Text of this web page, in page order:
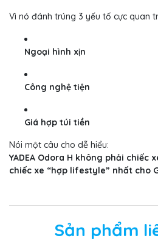
Vì nó đánh trúng 3 yếu tố cực quan
Ngoại hình xịn
Công nghệ tiện
Giá hợp túi tiền
Nói một câu cho dễ hiểu:
YADEA Odora H không phải chiếc
chiếc xe “hợp lifestyle” nhất cho
Sản phẩm